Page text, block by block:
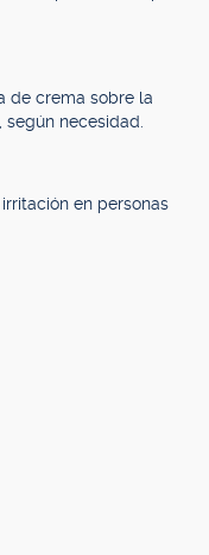
de crema sobre la
necesidad.
en personas